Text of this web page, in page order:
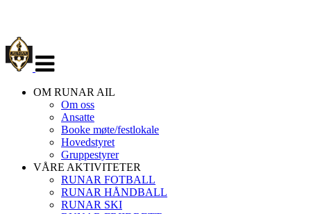
navigasjon
OM RUNAR AIL
Om oss
Ansatte
Booke møte/festlokale
Hovedstyret
Gruppestyrer
VÅRE AKTIVITETER
RUNAR FOTBALL
RUNAR HÅNDBALL
RUNAR SKI